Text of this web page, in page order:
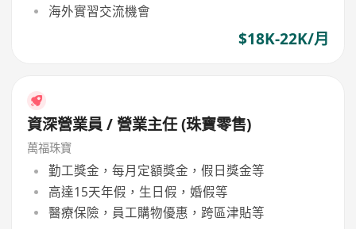
海外實習交流機會
$18K-22K/月
資深營業員 / 營業主任 (珠寶零售)
萬福珠寶
勤工獎金，每月定額獎金，假日獎金等
高達15天年假，生日假，婚假等
醫療保險，員工購物優惠，跨區津貼等